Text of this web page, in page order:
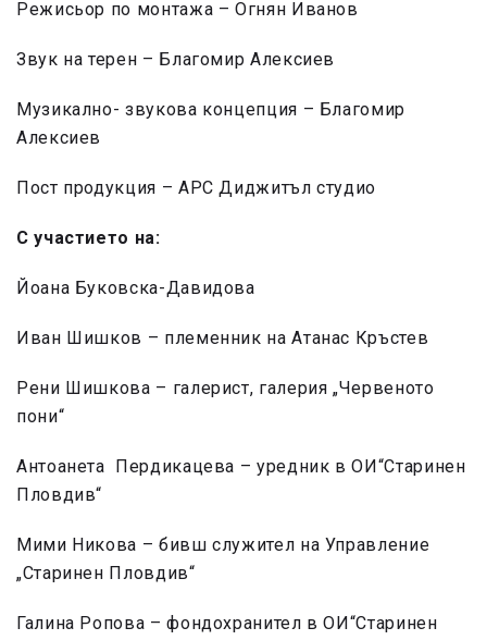
Режисьор по монтажа – Огнян Иванов
Звук на терен – Благомир Алексиев
Музикално- звукова концепция – Благомир
Алексиев
Пост продукция – АРС Диджитъл студио
С участието на:
Йоана Буковска-Давидова
Иван Шишков – племенник на Атанас Кръстев
Рени Шишкова – галерист, галерия „Червеното
пони“
Антоанета Пердикацева – уредник в ОИ“Старинен
Пловдив“
Мими Никова – бивш служител на Управление
„Старинен Пловдив“
Галина Ропова – фондохранител в ОИ“Старинен